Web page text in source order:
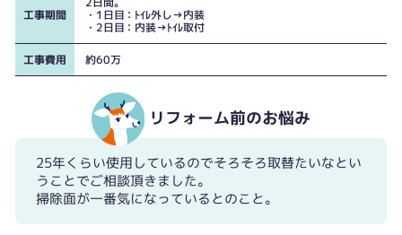
工事期間
・1日目：ﾄｲﾚ外し→内装
・2日目：内装→ﾄｲﾚ取付
工事費用 約60万
リフォーム前のお悩み
25年くらい使用しているのでそろそろ取替たいなとい
うことでご相談頂きました。
掃除面が一番気になっているとのこと。